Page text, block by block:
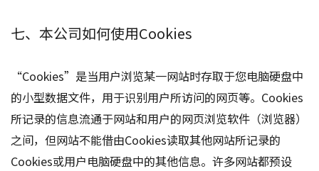
七、本公司如何使用Cookies
“Cookies”是当用户浏览某一网站时存取于您电脑硬盘中
的小型数据文件，用于识别用户所访问的网页等。Cookies
所记录的信息流通于网站和用户的网页浏览软件（浏览器）
之间，但网站不能借由Cookies读取其他网站所记录的
Cookies或用户电脑硬盘中的其他信息。许多网站都预设